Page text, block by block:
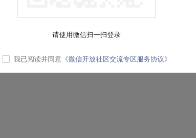
请使用微信扫一扫登录
我已阅读并同意 《微信开放社区交流专区服务协议》